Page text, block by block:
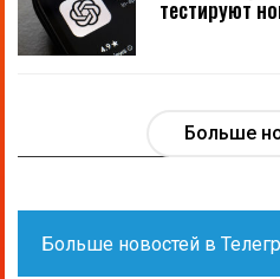
тестируют
Больше
Больше новостей в